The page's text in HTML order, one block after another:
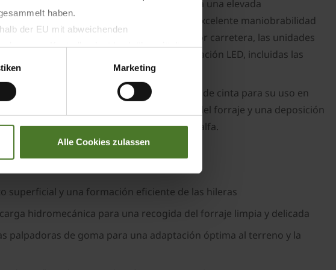
haben.
der EU mit abweichenden
bzw. von Kontrollverlust bzgl. übermittelter
Marketing
Alle Cookies zulassen
Una dirección forzada mecánica garantiza una elevada
El eje direccional garantiza una excelente maniobrabilidad
de trabajo. Para el transporte por carretera, las unidades
sistema de frenos neumáticos y la iluminación LED, incluidas las
se posiciona como una potente hileradora de cinta para su uso en
de recogida, un tratamiento delicado del forraje y una deposición
de cultivos de hoja delicados, como la alfalfa.
superficial y una formación eficiente de las hileras
hidromecánica para una recogida del forraje limpia y delicada
palpadoras de goma para una adaptación óptima al terreno y la